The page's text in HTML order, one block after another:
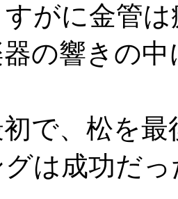
すがに金管
の響きの
で、松を
は成功だ